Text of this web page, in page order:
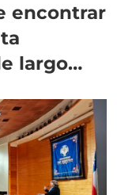
encontrar
largo